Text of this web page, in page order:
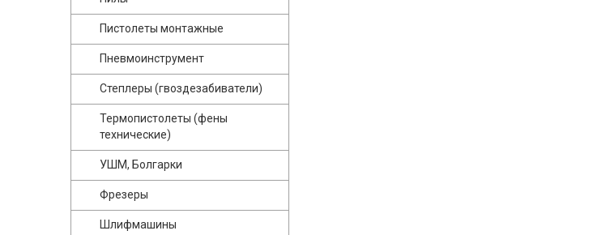
Пистолеты монтажные
Пневмоинструмент
Степлеры (гвоздезабиватели)
Термопистолеты (фены
технические)
УШМ, Болгарки
Фрезеры
Шлифмашины